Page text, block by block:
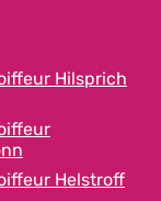
Hilsprich
Helstroff